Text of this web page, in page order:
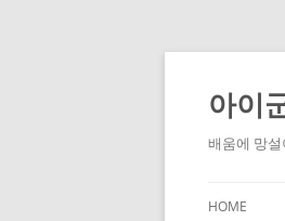
Skip
content
아이
배움에 망
HOME